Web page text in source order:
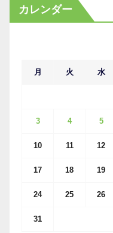
カ
イ
カレンダー
月 火 水
3 4 5
10 11 12
17 18 19
24 25 26
31